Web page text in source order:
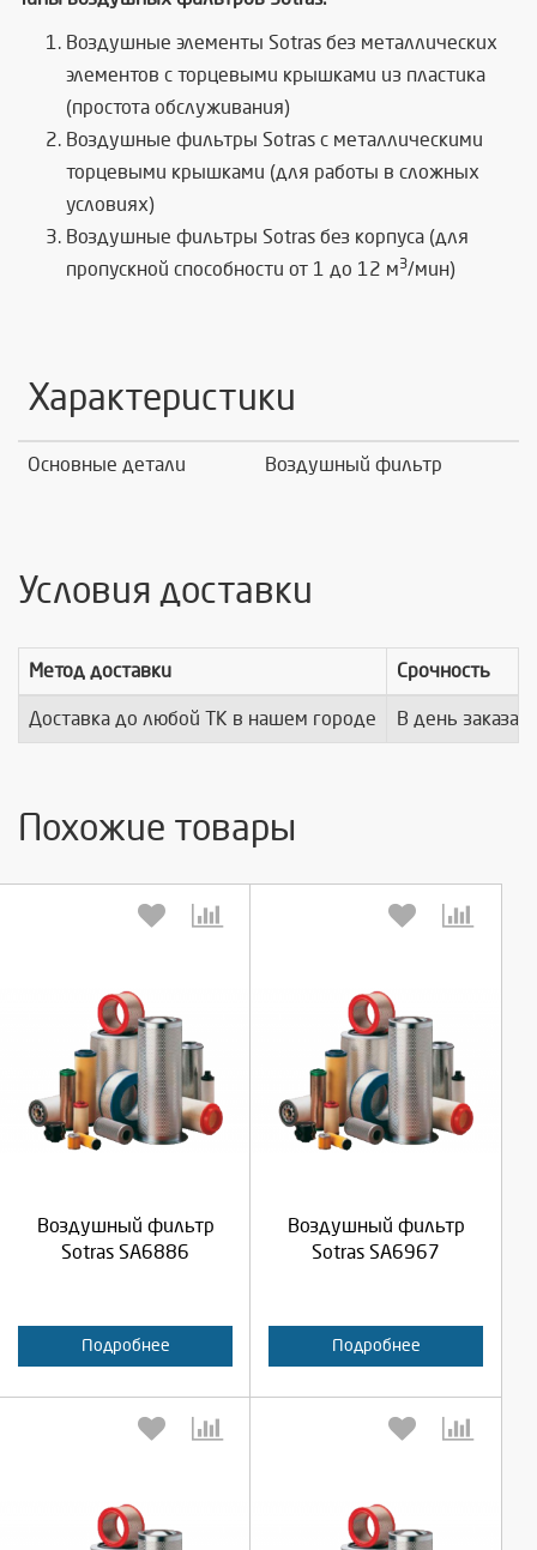
Воздушные элементы Sotras без металлических
элементов с торцевыми крышками из пластика
(простота обслуживания)
Воздушные фильтры Sotras с металлическими
торцевыми крышками (для работы в сложных
условиях)
Воздушные фильтры Sotras без корпуса (для
пропускной способности от 1 до 12 м3/мин)
Характеристики
Основные детали Воздушный фильтр
Условия доставки
Метод доставки Срочность
Доставка до любой ТК в нашем городе В день заказа
Похожие товары
Воздушный фильтр
Sotras SA6886
Подробнее
Выберите количество:
Отмена
Воздушный фильтр
Sotras SA6967
Подробнее
Выберите количество:
Отмена